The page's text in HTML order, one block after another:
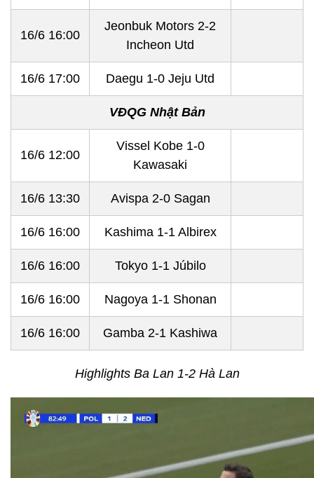
16/6 16:00
Jeonbuk Motors 2-2
Incheon Utd
16/6 17:00 Daegu 1-0 Jeju Utd
VĐQG Nhật Bản
16/6 12:00
Vissel Kobe 1-0
Kawasaki
16/6 13:30 Avispa 2-0 Sagan
16/6 16:00 Kashima 1-1 Albirex
16/6 16:00 Tokyo 1-1 Júbilo
16/6 16:00 Nagoya 1-1 Shonan
16/6 16:00 Gamba 2-1 Kashiwa
Highlights Ba Lan 1-2 Hà Lan